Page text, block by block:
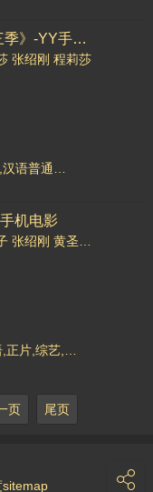
《女儿们的恋爱第三季》-YY手机电影
张绍刚 程莉莎
女儿们的恋爱第三季
机电影
张绍刚 黄圣依
艺,,希望的田野
页 尾页
sitemap